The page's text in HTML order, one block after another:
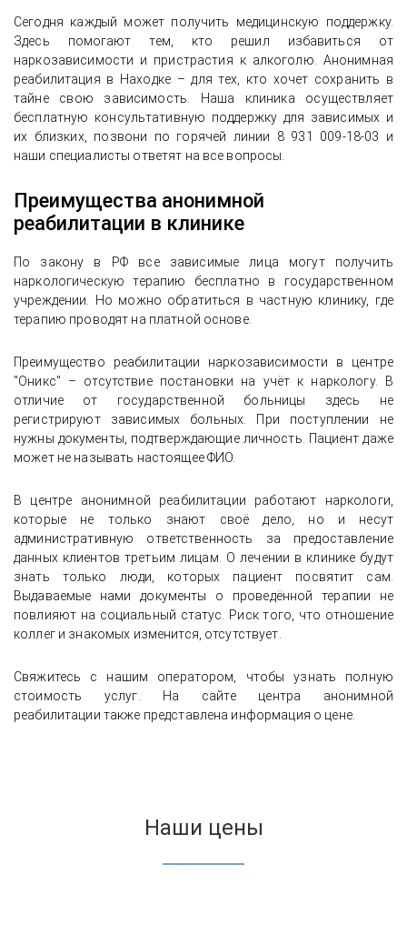
Отзыв об экстренной помощи при
алкогольном отравлении и постановке
Опыт вывода из запоя с выездом
врача на дом и стабилизации
Сегодня каждый может получить медицинскую поддержку.
Здесь помогают тем, кто решил избавиться от
наркозависимости и пристрастия к алкоголю. Анонимная
реабилитация в Находке – для тех, кто хочет сохранить в
тайне свою зависимость. Наша клиника осуществляет
бесплатную консультативную поддержку для зависимых и
их близких, позвони по горячей линии 8 931 009-18-03 и
наши специалисты ответят на все вопросы.
Преимущества анонимной
реабилитации в клинике
По закону в РФ все зависимые лица могут получить
наркологическую терапию бесплатно в государственном
учреждении. Но можно обратиться в частную клинику, где
терапию проводят на платной основе.
Преимущество реабилитации наркозависимости в центре
"Оникс" – отсутствие постановки на учёт к наркологу. В
отличие от государственной больницы здесь не
регистрируют зависимых больных. При поступлении не
нужны документы, подтверждающие личность. Пациент даже
может не называть настоящее ФИО.
В центре анонимной реабилитации работают наркологи,
которые не только знают своё дело, но и несут
административную ответственность за предоставление
данных клиентов третьим лицам. О лечении в клинике будут
знать только люди, которых пациент посвятит сам.
Выдаваемые нами документы о проведённой терапии не
повлияют на социальный статус. Риск того, что отношение
коллег и знакомых изменится, отсутствует.
Свяжитесь с нашим оператором, чтобы узнать полную
стоимость услуг. На сайте центра анонимной
реабилитации также представлена информация о цене.
Наши цены